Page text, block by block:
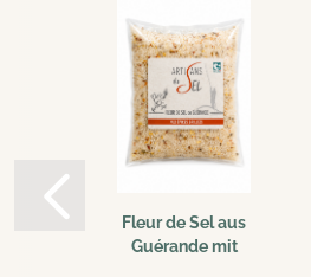
Fleur de Sel aus
Guérande mit